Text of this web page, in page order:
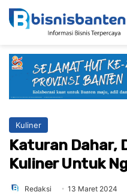
Kuliner
Katuran Dahar,
Kuliner Untuk
Redaksi 13 Maret 2024